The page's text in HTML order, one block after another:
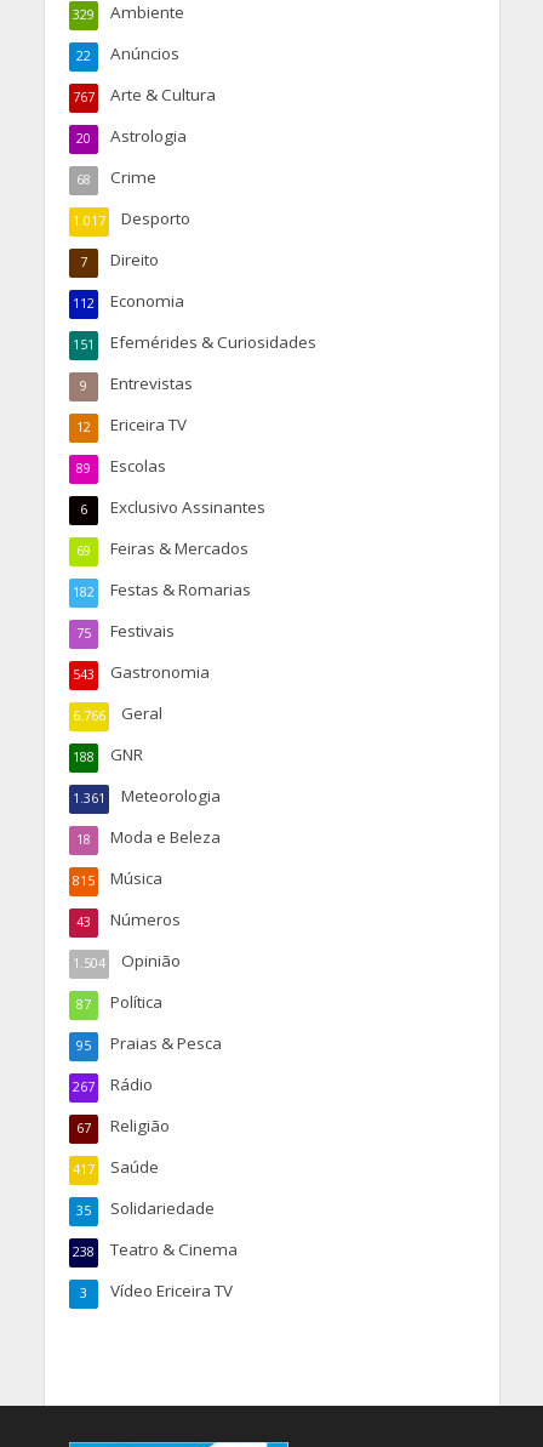
Ambiente
329
Anúncios
22
Arte & Cultura
767
Astrologia
20
Crime
68
Desporto
1.017
Direito
7
Economia
112
Efemérides & Curiosidades
151
Entrevistas
9
Ericeira TV
12
Escolas
89
Exclusivo Assinantes
6
Feiras & Mercados
69
Festas & Romarias
182
Festivais
75
Gastronomia
543
Geral
6.766
GNR
188
Meteorologia
1.361
Moda e Beleza
18
Música
815
Números
43
Opinião
1.504
Política
87
Praias & Pesca
95
Rádio
267
Religião
67
Saúde
417
Solidariedade
35
Teatro & Cinema
238
Vídeo Ericeira TV
3